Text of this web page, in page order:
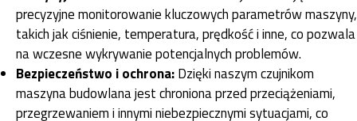
precyzyjne monitorowanie kluczowych parametrów maszyny,
takich jak ciśnienie, temperatura, prędkość i inne, co pozwala
na wczesne wykrywanie potencjalnych problemów.
Bezpieczeństwo i ochrona:Dzięki naszym czujnikom
maszyna budowlana jest chroniona przed przeciążeniami,
przegrzewaniem i innymi niebezpiecznymi sytuacjami, co